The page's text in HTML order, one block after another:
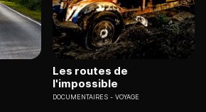
Les routes de
l'impossible
DOCUMENTAIRES VOYAGE